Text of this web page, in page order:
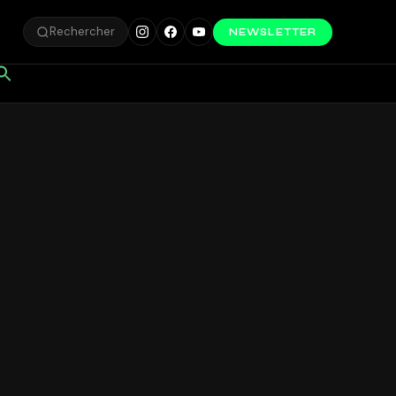
Rechercher NEWSLETTER